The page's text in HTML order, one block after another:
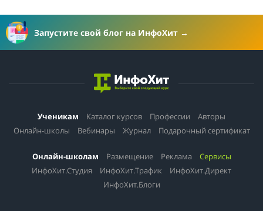
Запустите свой блог на ИнфоХит
Ученикам Каталог курсов Профессии
Авторы
Онлайн-школы
Вебинары Журнал Подарочный сертификат
Онлайн-школам Размещение Реклама
Сервисы
ИнфоХит.Студия
ИнфоХит.Трафик
ИнфоХит.Директ
ИнфоХит.Блоги